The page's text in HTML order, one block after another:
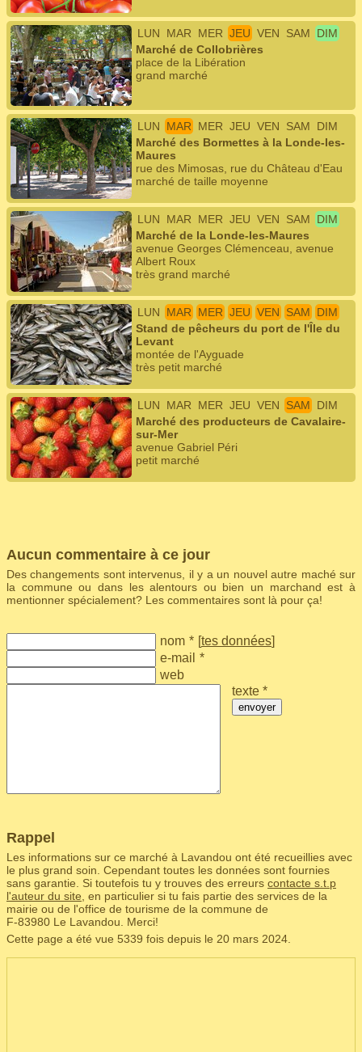
LUN MAR MER JEU VEN SAM
DIM
Marché de Collobrières
place de la Libération
grand marché
LUN MAR MER JEU VEN SAM
DIM
Marché des Bormettes à la Londe-les-
Maures
rue des Mimosas, rue du Château d'Eau
marché de taille moyenne
LUN MAR MER JEU VEN SAM
DIM
Marché de la Londe-les-Maures
avenue Georges Clémenceau, avenue
Albert Roux
très grand marché
LUN MAR MER JEU VEN SAM
DIM
Stand de pêcheurs du port de l'Île du
Levant
montée de l'Ayguade
très petit marché
LUN MAR MER JEU VEN SAM
DIM
Marché des producteurs de Cavalaire-
sur-Mer
avenue Gabriel Péri
petit marché
Aucun commentaire à ce jour
Des changements sont intervenus, il y a un nouvel autre maché sur
la commune ou dans les alentours ou bien un marchand est à
mentionner spécialement? Les commentaires sont là pour ça!
nom * [tes données]
e-mail *
web
texte *
envoyer
Rappel
Les informations sur ce marché à Lavandou ont été recueillies avec
le plus grand soin. Cependant toutes les données sont fournies
sans garantie. Si toutefois tu y trouves des erreurs contacte s.t.p
l'auteur du site , en particulier si tu fais partie des services de la
mairie ou de l'office de tourisme de la commune de
F‑83980 Le Lavandou. Merci!
Cette page a été vue 5339 fois depuis le 20 mars 2024.